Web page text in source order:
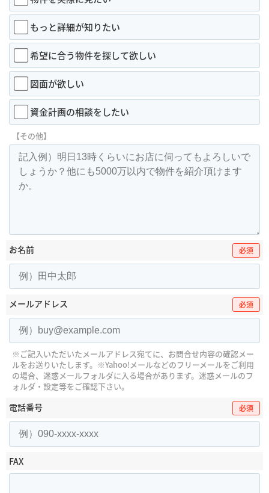
もっと詳細が知りたい
希望に合う物件を探して欲しい
図面が欲しい
資金計画の相談をしたい
【その他】
お名前 必須
メールアドレス 必須
※ご記入いただいたメールアドレス宛てに、お問合せ内容の確認メー
ルをお送りいたします。 ※Yahoo!メールなどのフリーメールをご利用
の場合、迷惑メールフォルダに入る場合があります。 迷惑メールのフ
ォルダ・設定等をご確認下さい。
電話番号 必須
FAX